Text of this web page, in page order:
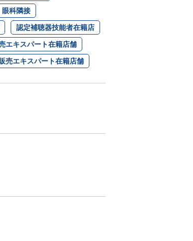
眼科隣接
認定補聴器技能者在籍店
エキスパート在籍店舗
売エキスパート在籍店舗